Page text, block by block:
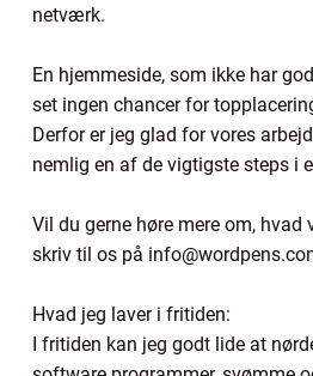
netværk.
En hjemmeside, som ikke har
set ingen chancer for
Derfor er jeg glad for vores
nemlig en af de vigtigste steps i
Vil du gerne høre mere om,
skriv til os på
Hvad jeg laver i fritiden:
I fritiden kan jeg godt lide at